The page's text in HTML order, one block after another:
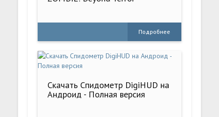
Подробнее
Скачать Спидометр DigiHUD на
Андроид - Полная версия